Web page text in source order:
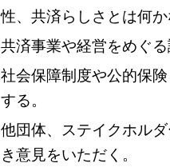
性、共済らしさとは何
共済事業や経営をめぐ
社会保障制度や公的保
する。
他団体、ステイクホル
き意見をいただく。